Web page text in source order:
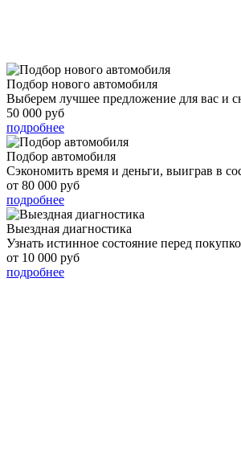
Подбор нового автомобиля
Выберем лучшее предложение для вас и
50 000 руб
подробнее
Подбор автомобиля
Сэкономить время и деньги, выиграв в
от 80 000 руб
подробнее
Выездная диагностика
Узнать истинное состояние перед
от 10 000 руб
подробнее